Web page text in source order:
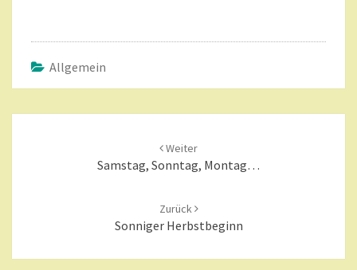
Allgemein
Weiter
Samstag, Sonntag, Montag…
Zurück
Sonniger Herbstbeginn